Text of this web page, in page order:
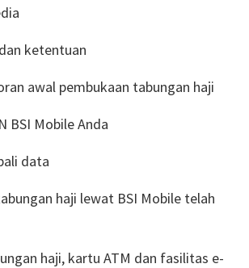
ketentuan
awal pembukaan tabungan haji
BSI Mobile Anda
data
haji lewat BSI Mobile telah
haji, kartu ATM dan fasilitas e-